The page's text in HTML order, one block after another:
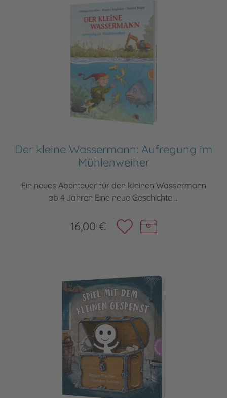
Der kleine Wassermann: Aufregung im
Mühlenweiher
Ein neues Abenteuer für den kleinen Wassermann
ab 4 Jahren Eine neue Geschichte ...
16,00 €